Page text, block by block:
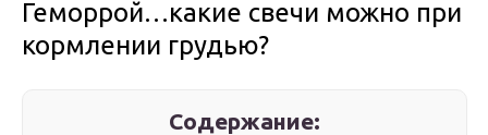
Геморрой…какие свечи можно при
кормлении грудью?
Содержание: